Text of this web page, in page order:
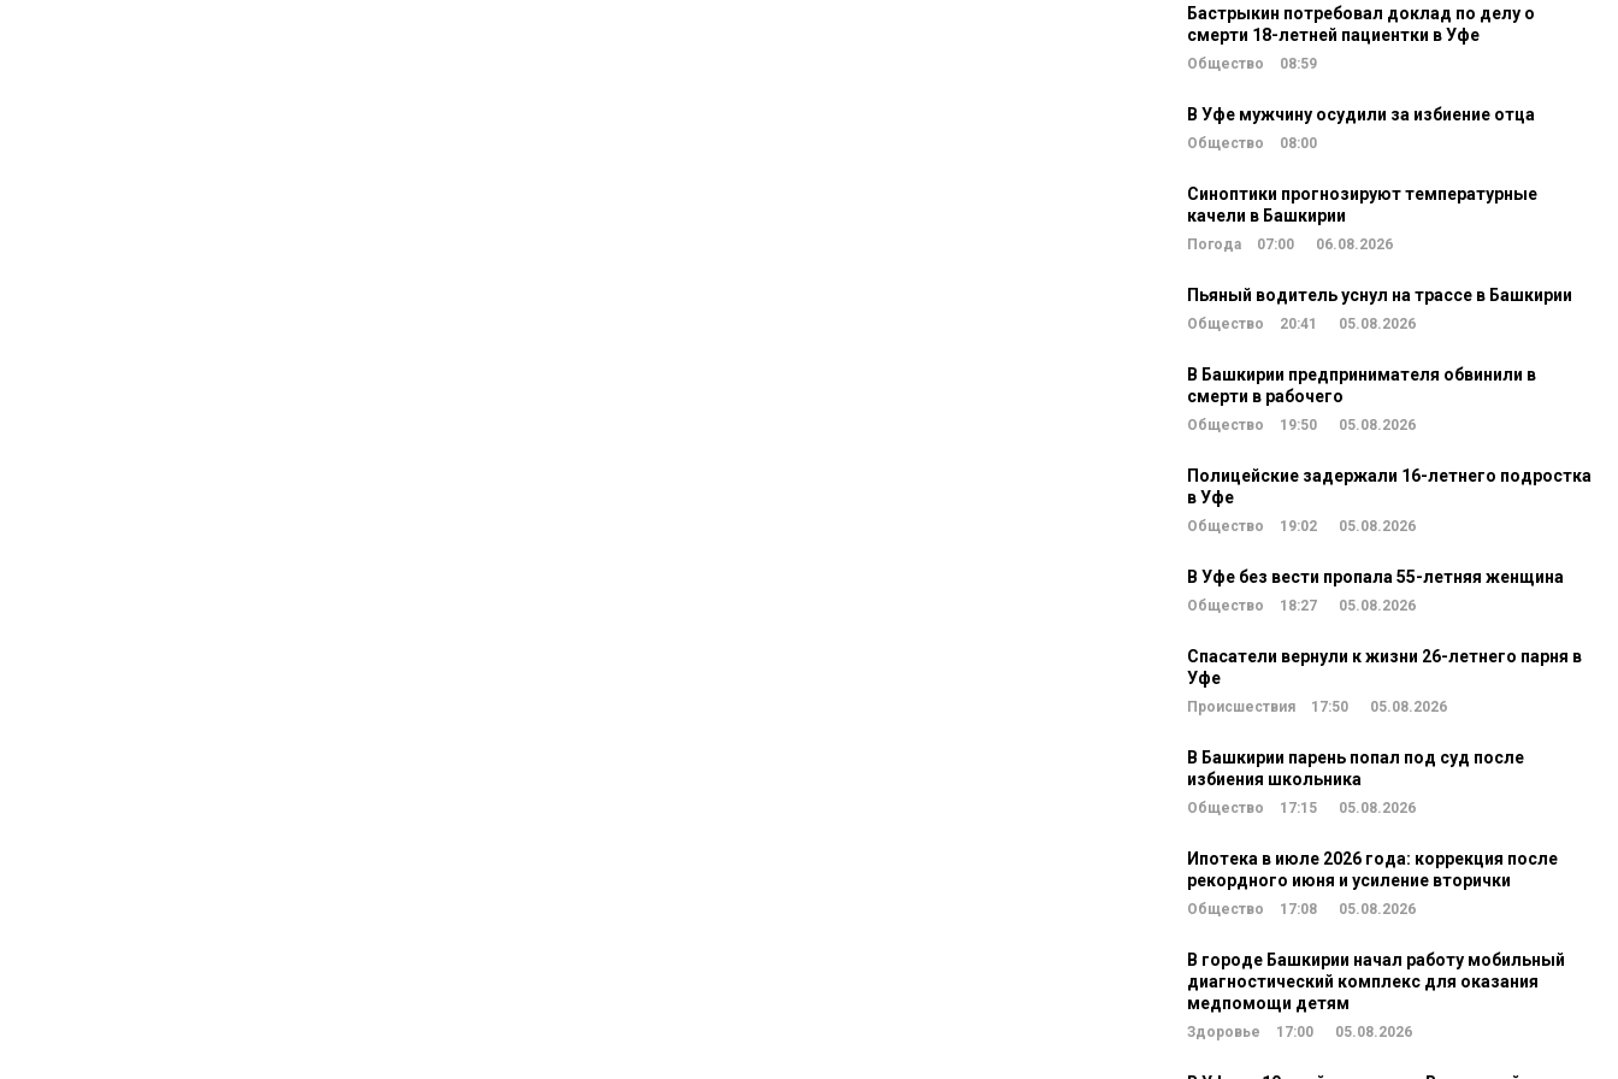
Бастрыкин потребовал доклад по делу о
смерти 18-летней пациентки в Уфе
Общество 08:59
В Уфе мужчину осудили за избиение отца
Общество 08:00
Синоптики прогнозируют температурные
качели в Башкирии
Погода 07:00 06.08.2026
Пьяный водитель уснул на трассе в Башкирии
Общество 20:41 05.08.2026
В Башкирии предпринимателя обвинили в
смерти в рабочего
Общество 19:50 05.08.2026
Полицейские задержали 16-летнего подростка
в Уфе
Общество 19:02 05.08.2026
В Уфе без вести пропала 55-летняя женщина
Общество 18:27 05.08.2026
Спасатели вернули к жизни 26-летнего парня в
Уфе
Происшествия 17:50 05.08.2026
В Башкирии парень попал под суд после
избиения школьника
Общество 17:15 05.08.2026
Ипотека в июле 2026 года: коррекция после
рекордного июня и усиление вторички
Общество 17:08 05.08.2026
В городе Башкирии начал работу мобильный
диагностический комплекс для оказания
медпомощи детям
Здоровье 17:00 05.08.2026